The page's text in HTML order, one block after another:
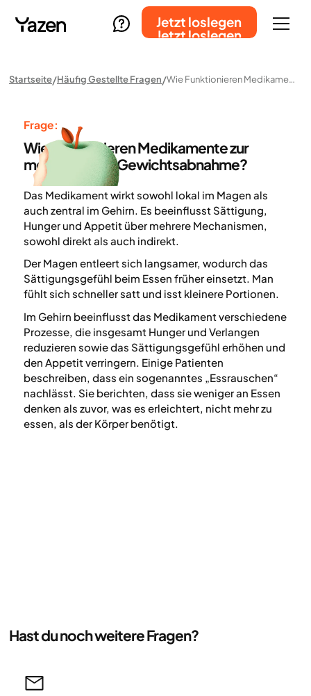
Jetzt loslegen
Jetzt loslegen
Startseite Häufig Gestellte Fragen Wie Funktionieren Medikamente Zur Medizinischen Gewichtsabnahme?
Frage:
Wie funktionieren Medikamente zur
medizinischen Gewichtsabnahme?
Das Medikament wirkt sowohl lokal im Magen als
auch zentral im Gehirn. Es beeinflusst Sättigung,
Hunger und Appetit über mehrere Mechanismen,
sowohl direkt als auch indirekt.
Der Magen entleert sich langsamer, wodurch das
Sättigungsgefühl beim Essen früher einsetzt. Man
fühlt sich schneller satt und isst kleinere Portionen.
Im Gehirn beeinflusst das Medikament verschiedene
Prozesse, die insgesamt Hunger und Verlangen
reduzieren sowie das Sättigungsgefühl erhöhen und
den Appetit verringern. Einige Patienten
beschreiben, dass ein sogenanntes „Essrauschen“
nachlässt. Sie berichten, dass sie weniger an Essen
denken als zuvor, was es erleichtert, nicht mehr zu
essen, als der Körper benötigt.
Hast du noch weitere Fragen?